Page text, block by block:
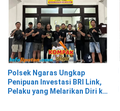
Polsek Ngaras Ungkap
Penipuan Investasi BRI Link,
Pelaku yang Melarikan Diri ke